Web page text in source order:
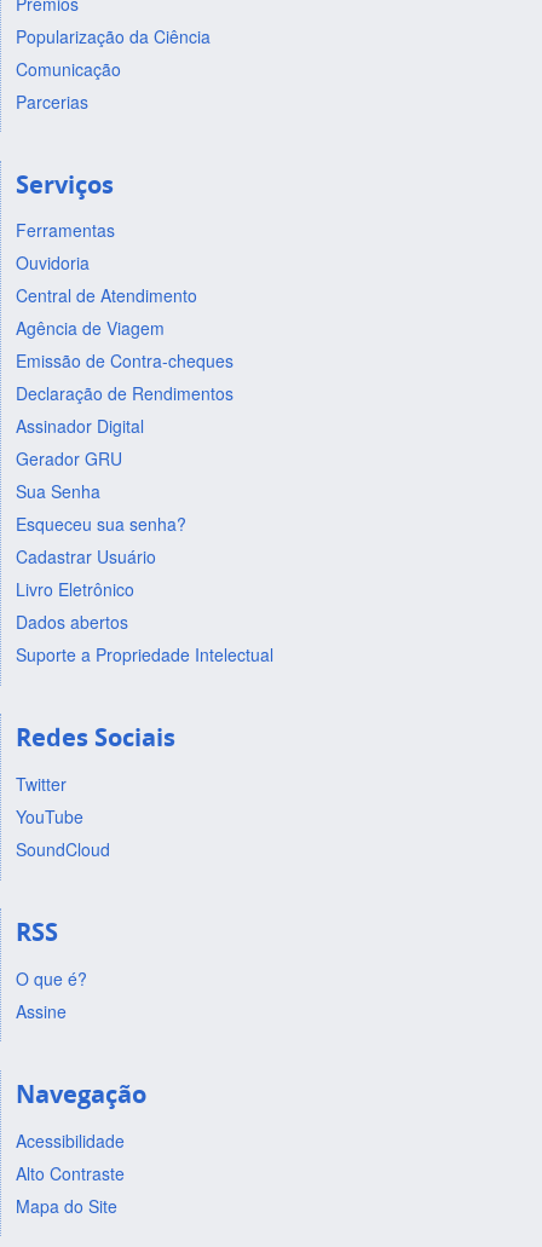
Popularização da Ciência
Comunicação
Parcerias
Serviços
Ferramentas
Ouvidoria
Central de Atendimento
Agência de Viagem
Emissão de Contra-cheques
Declaração de Rendimentos
Assinador Digital
Gerador GRU
Sua Senha
Esqueceu sua senha?
Cadastrar Usuário
Livro Eletrônico
Dados abertos
Suporte a Propriedade Intelectual
Redes Sociais
Twitter
YouTube
SoundCloud
RSS
O que é?
Assine
Navegação
Acessibilidade
Alto Contraste
Mapa do Site